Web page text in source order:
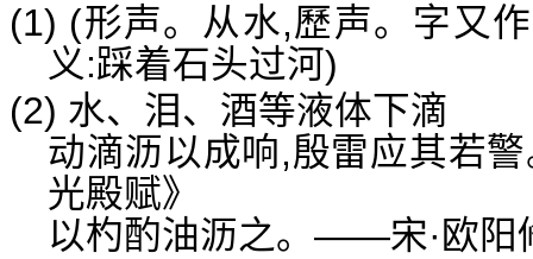
(1) (形声。从水,歷声。字又
义:踩着石头过河)
(2) 水、泪、酒等液体下滴
动滴沥以成响,殷雷应其若
光殿赋》
以杓酌油沥之。——宋·欧阳